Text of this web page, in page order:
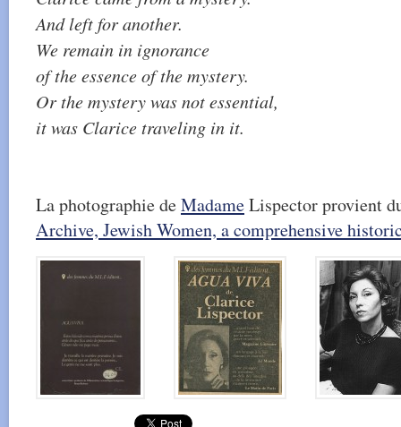
And left for another.
We remain in ignorance
of the essence of the mystery.
Or the mystery was not essential,
it was Clarice traveling in it.
La photographie deMadameLispector provient
Archive, Jewish Women, a comprehensive